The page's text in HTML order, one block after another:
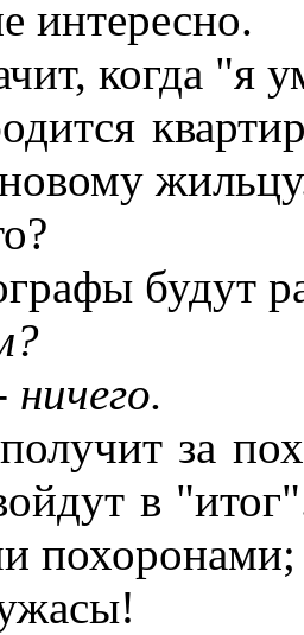
интересно.
когда "я
новому
будут
ничего.
за
в